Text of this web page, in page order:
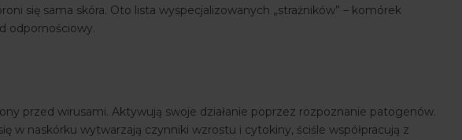
się sama skóra. Oto lista wyspecjalizowanych „strażników” – komórek
odpornościowy.
przed wirusami. Aktywują swoje działanie poprzez rozpoznanie patogenów.
w naskórku wytwarzają czynniki wzrostu i cytokiny, ściśle współpracują z